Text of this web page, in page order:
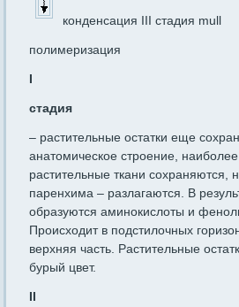
конденсация III стадия mull
полимеризация
I
стадия
– растительные остатки еще
анатомическое строение,
растительные ткани сохраняются,
паренхима – разлагаются. В
образуются аминокислоты и
Происходит в подстилочных
верхняя часть. Растительные
бурый цвет.
II